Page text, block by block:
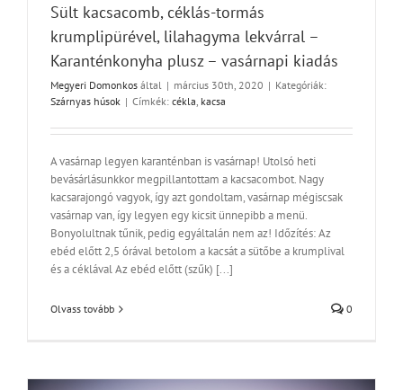
Sült kacsacomb, céklás-tormás
krumplipürével, lilahagyma lekvárral –
Karanténkonyha plusz – vasárnapi kiadás
Megyeri Domonkos által | március 30th, 2020 | Kategóriák:
Szárnyas húsok | Címkék: cékla kacsa
A vasárnap legyen karanténban is vasárnap! Utolsó heti
bevásárlásunkkor megpillantottam a kacsacombot. Nagy
kacsarajongó vagyok, így azt gondoltam, vasárnap mégiscsak
vasárnap van, így legyen egy kicsit ünnepibb a menü.
Bonyolultnak tűnik, pedig egyáltalán nem az! Időzítés: Az
ebéd előtt 2,5 órával betolom a kacsát a sütőbe a krumplival
és a céklával Az ebéd előtt (szűk) [...]
Olvass tovább 0